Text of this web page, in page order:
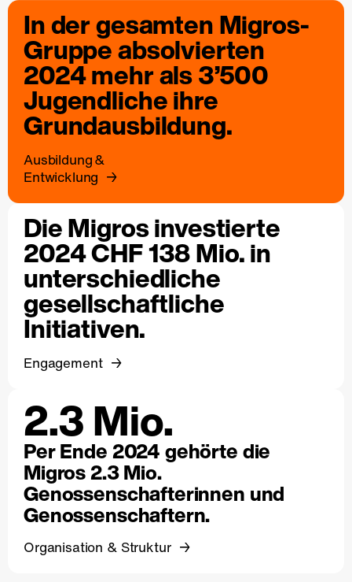
In der gesamten Migros-
Gruppe absolvierten
2024 mehr als 3’500
Jugendliche ihre
Grundausbildung.
Ausbildung &
Entwicklung
Die Migros investierte
2024 CHF 138 Mio. in
unterschiedliche
gesellschaftliche
Initiativen.
Engagement
2.3 Mio.
Per Ende 2024 gehörte die
Migros 2.3 Mio.
Genossenschafterinnen und
Genossenschaftern.
Organisation & Struktur